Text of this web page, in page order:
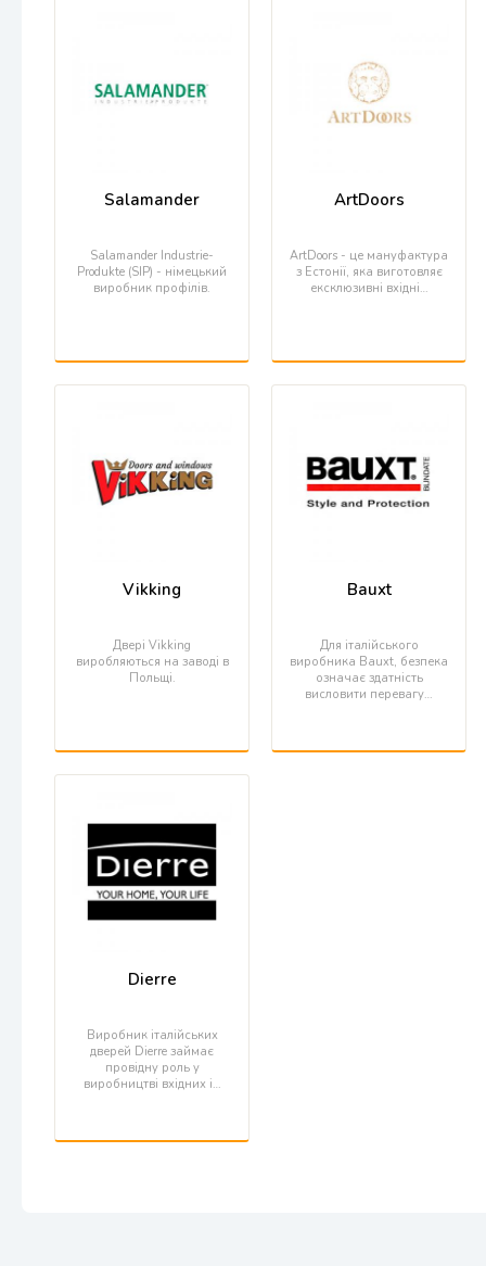
Salamander
Salamander Industrie-
Produkte (SIP) - німецький
виробник профілів.
ArtDoors
ArtDoors - це мануфактура
з Естонії, яка виготовляє
ексклюзивні вхідні…
Vikking
Двері Vikking
виробляються на заводі в
Польщі.
Bauxt
Для італійського
виробника Bauxt, безпека
означає здатність
висловити перевагу…
Dierre
Виробник італійських
дверей Dierre займає
провідну роль у
виробництві вхідних і…